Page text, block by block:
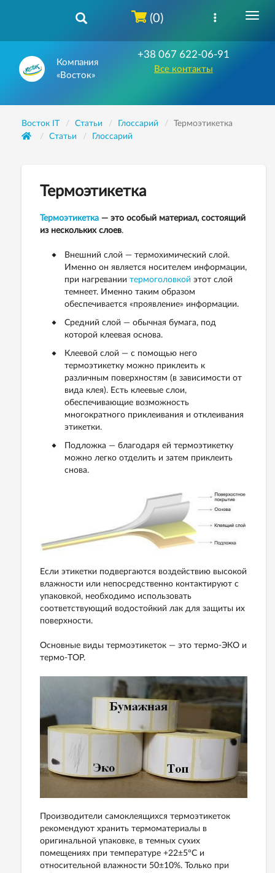
Компания
«Восток»
+38 067 622-06-91
Все контакты
(0)
Восток IT Статьи Глоссарий
Термоэтикетка
Статьи
Глоссарий
Термоэтикетка
Термоэтикетка — это особый материал, состоящий
из нескольких слоев.
Внешний слой — термохимический слой.
Именно он является носителем информации,
при нагревании термоголовкой этот слой
темнеет. Именно таким образом
обеспечивается «проявление» информации.
Средний слой — обычная бумага, под
которой клеевая основа.
Клеевой слой — с помощью него
термоэтикетку можно приклеить к
различным поверхностям (в зависимости от
вида клея). Есть клеевые слои,
обеспечивающие возможность
многократного приклеивания и отклеивания
этикетки.
Подложка — благодаря ей термоэтикетку
можно легко отделить и затем приклеить
снова.
Если этикетки подвергаются воздействию высокой
влажности или непосредственно контактируют с
упаковкой, необходимо использовать
соответствующий водостойкий лак для защиты их
поверхности.
Основные виды термоэтикеток — это термо-ЭКO и
термо-TOP.
Производители самоклеящихся термоэтикеток
рекомендуют хранить термоматериалы в
оригинальной упаковке, в темных сухих
помещениях при температуре +22±5°С и
относительной влажности 50±10%. Только при